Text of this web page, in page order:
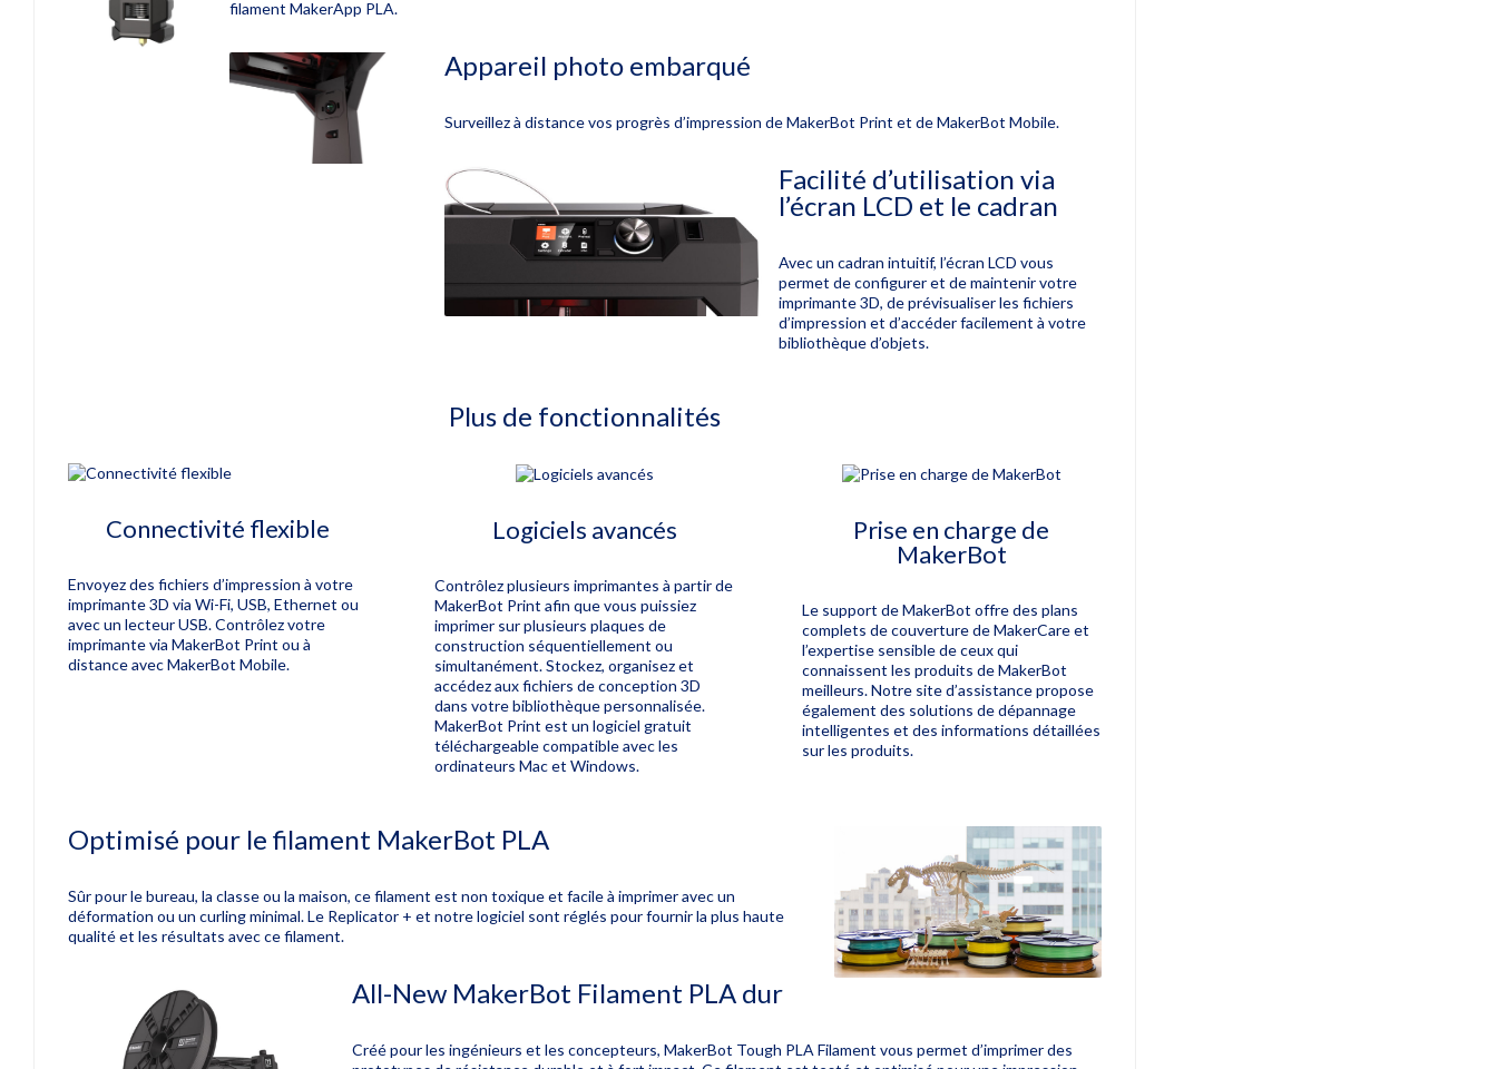
filament MakerApp PLA.
Appareil photo embarqué
Surveillez à distance vos progrès d’impression de MakerBot Print et de MakerBot Mobile.
Facilité d’utilisation via
l’écran LCD et le cadran
Avec un cadran intuitif, l’écran LCD vous
permet de configurer et de maintenir votre
imprimante 3D, de prévisualiser les fichiers
d’impression et d’accéder facilement à votre
bibliothèque d’objets.
Plus de fonctionnalités
Connectivité flexible
Envoyez des fichiers d’impression à votre
imprimante 3D via Wi-Fi, USB, Ethernet ou
avec un lecteur USB.Contrôlez votre
imprimante via MakerBot Print ou à
distance avec MakerBot Mobile.
Logiciels avancés
Contrôlez plusieurs imprimantes à partir de
MakerBot Print afin que vous puissiez
imprimer sur plusieurs plaques de
construction séquentiellement ou
simultanément.Stockez, organisez et
accédez aux fichiers de conception 3D
dans votre bibliothèque personnalisée.
MakerBot Print est un logiciel gratuit
téléchargeable compatible avec les
ordinateurs Mac et Windows.
Prise en charge de
MakerBot
Le support de MakerBot offre des plans
complets de couverture de MakerCare et
l’expertise sensible de ceux qui
connaissent les produits de MakerBot
meilleurs.Notre site d’assistance propose
également des solutions de dépannage
intelligentes et des informations détaillées
sur les produits.
Optimisé pour le filament MakerBot PLA
Sûr pour le bureau, la classe ou la maison, ce filament est non toxique et facile à imprimer avec un
déformation ou un curling minimal.Le Replicator + et notre logiciel sont réglés pour fournir la plus haute
qualité et les résultats avec ce filament.
All-New MakerBot Filament PLA dur
Créé pour les ingénieurs et les concepteurs, MakerBot Tough PLA Filament vous permet d’imprimer des